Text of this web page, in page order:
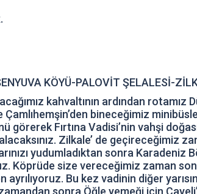
KÖYÜ-PALOVİT ŞELALESİ-
kahvaltının ardından
bineceğimiz
görerek Fırtına Vadisi’nin vahşi
Zilkale’ de geçireceğimiz
yudumladıktan sonra
Köprüde size vereceğimiz zaman
Bu kez vadinin diğer
sonra Öğle yemeği için